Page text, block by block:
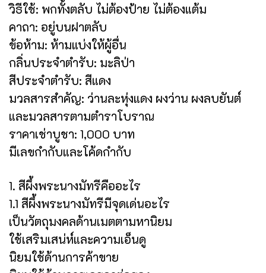
วิธีใช้: พกทั้งตลับ ไม่ต้องป้าย ไม่ต้องแต้ม
คาถา: อยู่บนฝาตลับ
ข้อห้าม: ห้ามแบ่งให้ผู้อื่น
กลิ่นประจำตำรับ: มะลิป่า
สีประจำตำรับ: สีแดง
มวลสารสำคัญ: ว่านละหุ่งแดง ผงว่าน ผงลบยันต์
และมวลสารตามตำราโบราณ
ราคาเช่าบูชา: 1,000 บาท
มีเลขกำกับและโค้ดกำกับ
1. สีผึ้งพระนางมัทรีคืออะไร
1.1 สีผึ้งพระนางมัทรีมีจุดเด่นอะไร
เป็นวัตถุมงคลด้านเมตตามหานิยม
ใช้เสริมเสน่ห์และความเอ็นดู
นิยมใช้ด้านการค้าขาย